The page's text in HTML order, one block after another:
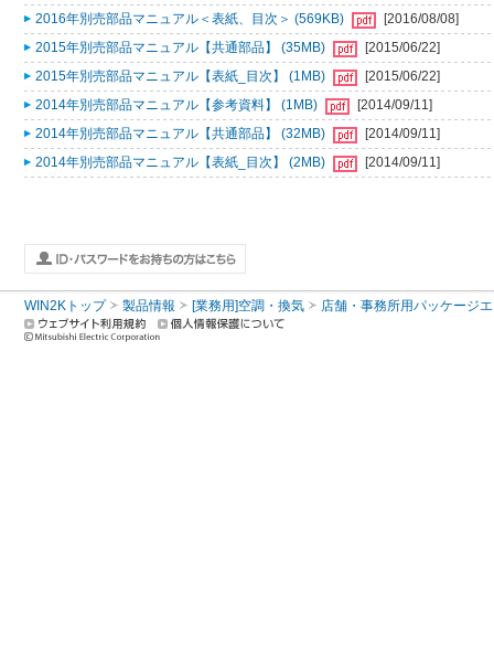
2016年別売部品マニュアル＜表紙、目次＞ (569KB)
[2016/08/08]
2015年別売部品マニュアル【共通部品】 (35MB)
[2015/06/22]
2015年別売部品マニュアル【表紙_目次】 (1MB)
[2015/06/22]
2014年別売部品マニュアル【参考資料】 (1MB)
[2014/09/11]
2014年別売部品マニュアル【共通部品】 (32MB)
[2014/09/11]
2014年別売部品マニュアル【表紙_目次】 (2MB)
[2014/09/11]
WIN2Kトップ 製品情報 [業務用]空調・換気 店舗・事務所用パッケージ